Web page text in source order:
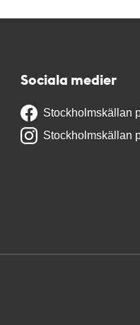
Sociala medier
Stockholmskällan
Stockholmskällan